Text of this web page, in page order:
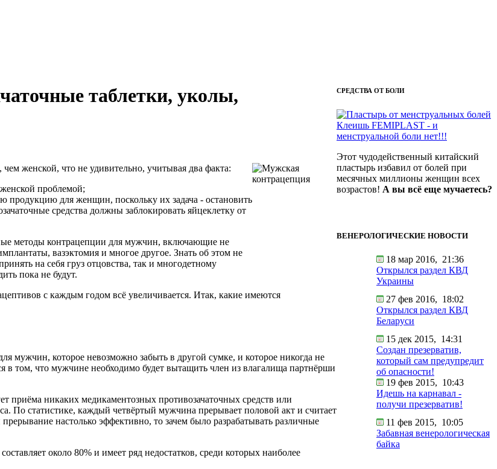
таблетки, уколы,
женской, что не удивительно, учитывая два факта:
проблемой;
продукцию для женщин, поскольку их задача - остановить
средства должны заблокировать яйцеклетку от
методы контрацепции для мужчин, включающие не
вазэктомия и многое другое. Знать об этом не
на себя груз отцовства, так и многодетному
пока не будут.
с каждым годом всё увеличивается. Итак, какие имеются
мужчин, которое невозможно забыть в другой сумке, и которое никогда не
в том, что мужчине необходимо будет вытащить член из влагалища партнёрши
приёма никаких медикаментозных противозачаточных средств или
По статистике, каждый четвёртый мужчина прерывает половой акт и считает
настолько эффективно, то зачем было разрабатывать различные
около 80% и имеет ряд недостатков, среди которых наиболее
СРЕДСТВА ОТ БОЛИ
Клеишь FEMIPLAST - и
менструальной боли нет!!!
Этот чудодейственный китайский
пластырь избавил от болей при
месячных миллионы женщин всех
возрастов! А вы всё еще мучаетесь?
ВЕНЕРОЛОГИЧЕСКИЕ НОВОСТИ
18 мар 2016, 21:36
Открылся раздел КВД
Украины
27 фев 2016, 18:02
Открылся раздел КВД
Беларуси
15 дек 2015, 14:31
Создан презерватив,
который сам предупредит
об опасности!
19 фев 2015, 10:43
Идешь на карнавал -
получи презерватив!
11 фев 2015, 10:05
Забавная венерологическая
байка